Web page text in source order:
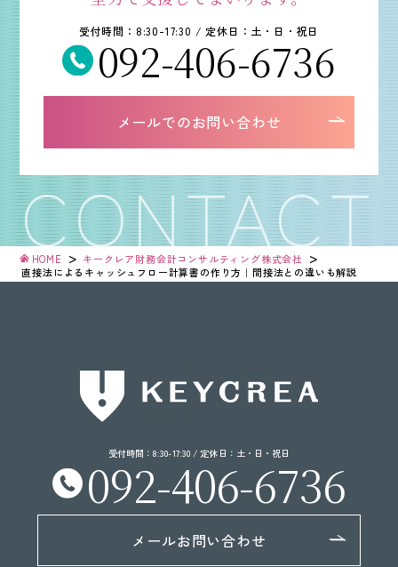
受付時間：8:30-17:30 / 定休日：土・日・祝日
092-406-6736
メールでのお問い合わせ
HOME > キークレア財務会計コンサルティング株式会社 >
直接法による キャッシュフロー計算書の作り方｜ 間接法との違いも解説
受付時間：8:30-17:30 / 定休日：土・日・祝日
092-406-6736
メールお問い合わせ